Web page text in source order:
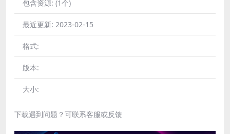
包含资源: (1个)
最近更新: 2023-02-15
格式:
版本:
大小:
下载遇到问题？可联系客服或反馈